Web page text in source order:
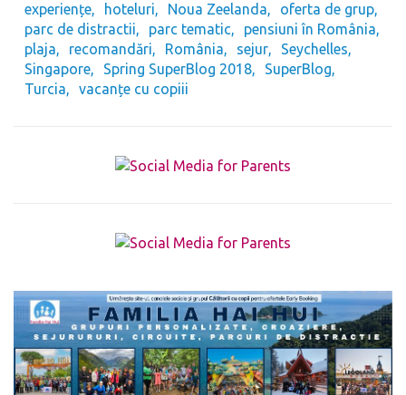
experiențe
hoteluri Noua Zeelanda
oferta de grup
parc de distractii
parc tematic
pensiuni în România
plaja
recomandări România sejur
Seychelles
Singapore
Spring SuperBlog 2018
SuperBlog
Turcia
vacanțe cu copiii
The form you have selected does not exist.